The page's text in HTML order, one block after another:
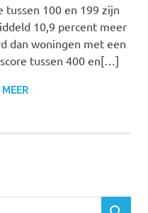
tussen 100 en 199 zijn
10,9 percent meer
dan woningen met een
score tussen 400 en[…]
MEER